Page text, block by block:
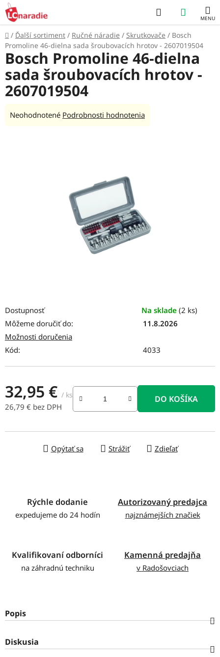
Prejsť
na
obsah
Hľadať
KOŠÍK
Domov
/ Ďalší sortiment / Ručné náradie / Skrutkovače / Bosch
Promoline 46-dielna sada šroubovacích hrotov - 2607019504
Dostupnosť Na sklade (2 ks)
Môžeme doručiť do:
11.8.2026
Možnosti doručenia
Kód:
4033
32,95 € / ks
26,79 € bez DPH
DO KOŠÍKA
Opýtať sa Strážiť Zdieľať
Bosch Promoline 46-dielna
sada šroubovacích hrotov -
2607019504
Priemerné
Neohodnotené Podrobnosti hodnotenia
Rýchle dodanie
expedujeme do 24 hodín
Autorizovaný predajca
najznámejších značiek
Kvalifikovaní odborníci
na záhradnú techniku
Kamenná predajňa
v Radošovciach
Popis
Diskusia